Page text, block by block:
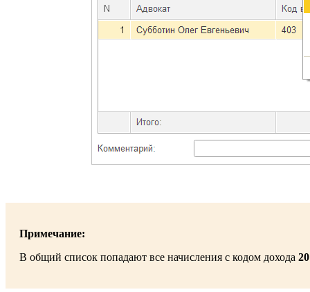
Примечание:
В общий список попадают все начисления с кодом дохода